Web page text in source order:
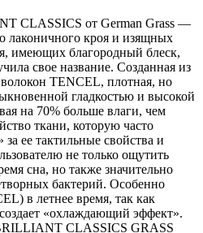
CLASSICS от German Grass —
лаконичного кроя и изящных
имеющих благородный блеск,
свое название. Созданная из
TENCEL, плотная, но
гладкостью и высокой
на 70% больше влаги, чем
ткани, которую часто
ее тактильные свойства и
не только ощутить
сна, но также значительно
бактерий. Особенно
в летнее время, так как
«охлаждающий эффект».
CLASSICS GRASS